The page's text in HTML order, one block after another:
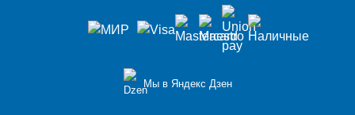
Мы в Яндекс Дзен